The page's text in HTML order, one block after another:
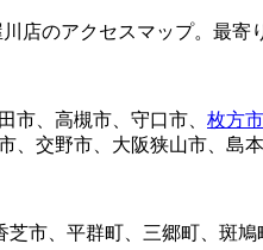
市、高槻市、守口市、 枚方市
市、交野市、大阪狭山市、島
市、平群町、三郷町、斑鳩